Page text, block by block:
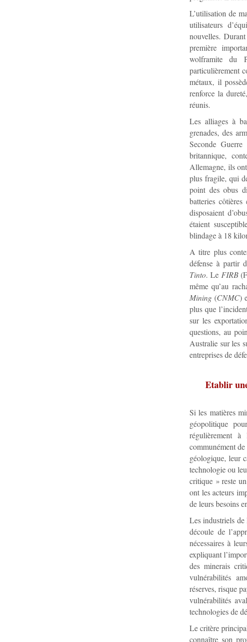
L’utilisation de
utilisateurs
nouvelles.
première
wolframite du
particulièrement
métaux, il
renforce la
réunis.
Les alliages à
grenades, des
Seconde
britannique,
Allemagne, ils
plus fragile, qui
point des obus
batteries
disposaient
étaient
blindage à 18
A titre plus
défense à partir
Tinto. Le FIRB
même qu’au
Mining (CNMC)
plus que
sur les
questions, au
Australie sur les
entreprises de
Etablir
Si les matières
géopolitique
régulièrement
communément
géologique, leur
technologie ou
critique » reste
ont les acteurs
de leurs besoins
Les industriels
découle de
nécessaires à
expliquant
des minerais
vulnérabilités
réserves, risque
vulnérabilités
technologies de
Le critère
connaître son